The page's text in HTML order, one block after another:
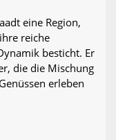
eine Region,
reiche
besticht. Er
die die Mischung
erleben